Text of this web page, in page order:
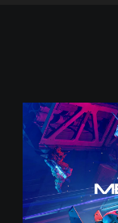
M
e
d
e